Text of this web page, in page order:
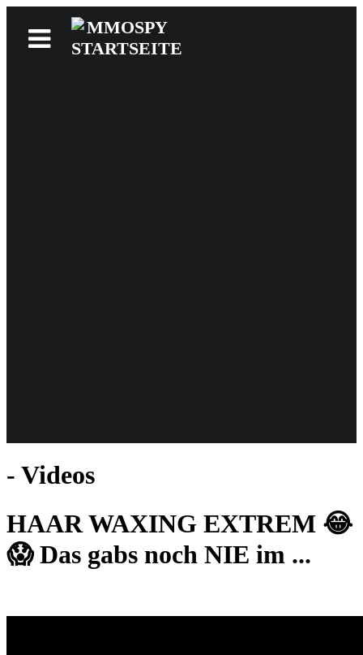
- Videos
HAAR WAXING EXTREM 😂
😱 Das gabs noch NIE im ...